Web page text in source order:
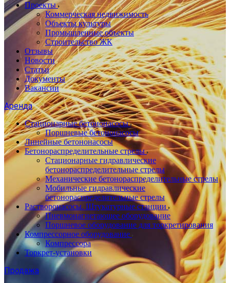
Проекты
Коммерческая недвижимость
Объекты культуры
Промышленные объекты
Строительство ЖК
Отзывы
Новости
Статьи
Документы
Вакансии
Аренда
Стационарные бетононасосы
Поршневые бетононасосы
Линейные бетононасосы
Бетонораспределительные стрелы
Стационарные гидравлические
бетонораспределительные стрелы
Механические бетонораспределительные стрелы
Мобильные гидравлические
бетонораспределительные стрелы
Растворонасосы. Штукатурные станции
Пневмонагнетающее оборудование
Поршневое оборудование для торкретирования
Компрессорное оборудование
Компрессора
Торкрет-установки
Продажа